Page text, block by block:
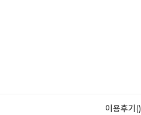
이용후기()